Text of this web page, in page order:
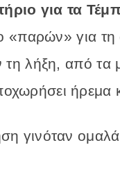
για τα
«παρών» για
λήξη, από τα
ήρεμα
γινόταν